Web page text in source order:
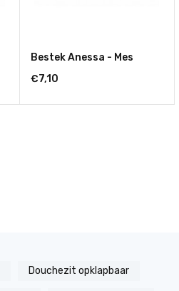
Bestek Anessa - Mes
€7,10
Douchezit opklapbaar